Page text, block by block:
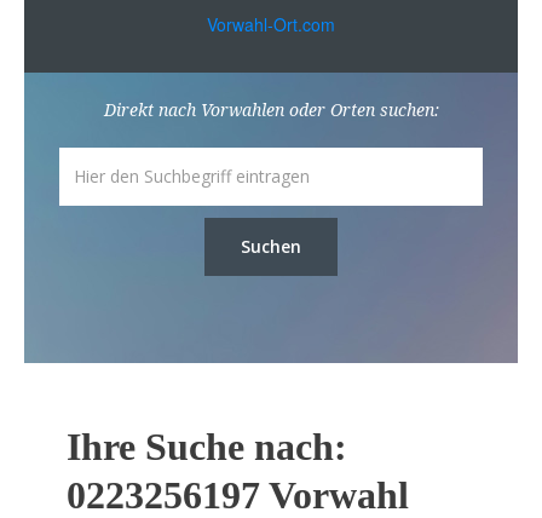
Vorwahl-Ort.com
Direkt nach Vorwahlen oder Orten suchen:
Suchen
Ihre Suche nach:
0223256197 Vorwahl